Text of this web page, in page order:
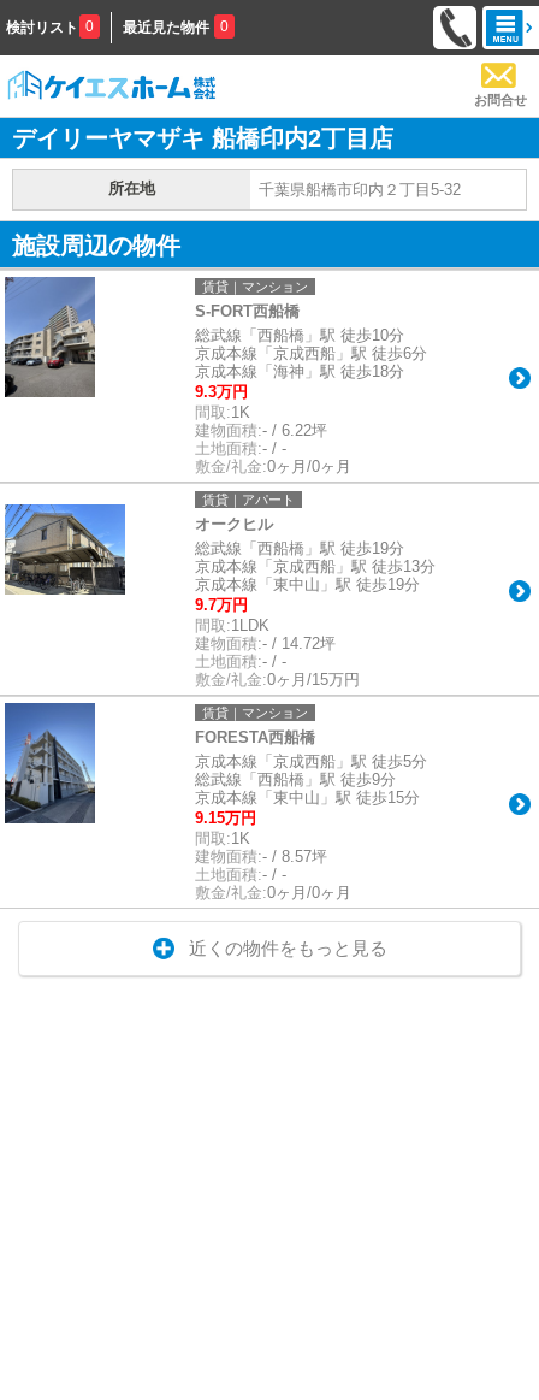
検討リスト 0 最近見た物件 0
お問合せ
デイリーヤマザキ 船橋印内2丁目店
所在地 千葉県船橋市印内２丁目5-32
施設周辺の物件
賃貸｜マンション
S-FORT西船橋
総武線「西船橋」駅 徒歩10分
京成本線「京成西船」駅 徒歩6分
京成本線「海神」駅 徒歩18分
9.3万円
間取:1K
建物面積:- / 6.22坪
土地面積:- / -
敷金/礼金:0ヶ月/0ヶ月
賃貸｜アパート
オークヒル
総武線「西船橋」駅 徒歩19分
京成本線「京成西船」駅 徒歩13分
京成本線「東中山」駅 徒歩19分
9.7万円
間取:1LDK
建物面積:- / 14.72坪
土地面積:- / -
敷金/礼金:0ヶ月/15万円
賃貸｜マンション
FORESTA西船橋
京成本線「京成西船」駅 徒歩5分
総武線「西船橋」駅 徒歩9分
京成本線「東中山」駅 徒歩15分
9.15万円
間取:1K
建物面積:- / 8.57坪
土地面積:- / -
敷金/礼金:0ヶ月/0ヶ月
近くの物件をもっと見る